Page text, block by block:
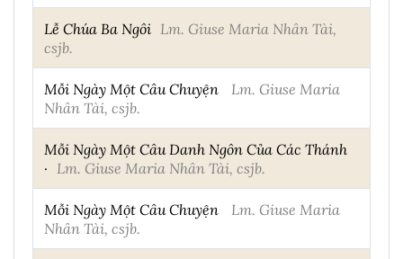
Lễ Chúa Ba Ngôi Lm. Giuse Maria Nhân Tài,
csjb.
Mỗi Ngày Một Câu Chuyện
Lm. Giuse Maria
Nhân Tài, csjb.
Mỗi Ngày Một Câu Danh Ngôn Của Các Thánh
· Lm. Giuse Maria Nhân Tài, csjb.
Mỗi Ngày Một Câu Chuyện
Lm. Giuse Maria
Nhân Tài, csjb.